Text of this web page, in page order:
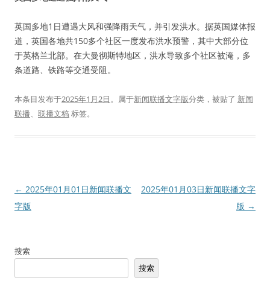
英国多地1日遭遇大风和强降雨天气，并引发洪水。据英国媒体报
道，英国各地共150多个社区一度发布洪水预警，其中大部分位
于英格兰北部。在大曼彻斯特地区，洪水导致多个社区被淹，多
条道路、铁路等交通受阻。
本条目发布于2025年1月2日。属于新闻联播文字版分类，被贴了 新闻
联播、 联播文稿标签。
文
章
← 2025年01月01日新闻联播文
字版
2025年01月03日新闻联播文字
版 →
搜索
搜索